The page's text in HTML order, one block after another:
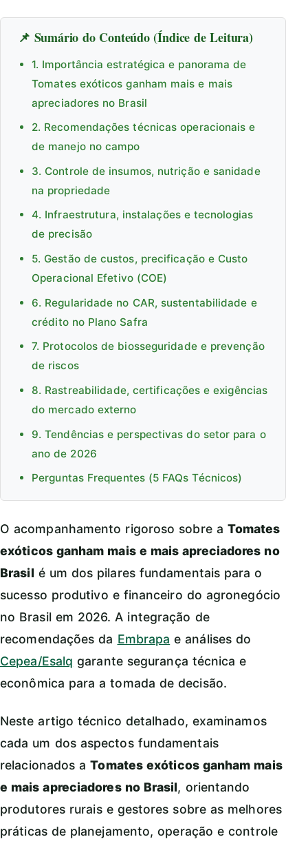
📌 Sumário do Conteúdo (Índice de Leitura)
1. Importância estratégica e panorama de
Tomates exóticos ganham mais e mais
apreciadores no Brasil
2. Recomendações técnicas operacionais e
de manejo no campo
3. Controle de insumos, nutrição e sanidade
na propriedade
4. Infraestrutura, instalações e tecnologias
de precisão
5. Gestão de custos, precificação e Custo
Operacional Efetivo (COE)
6. Regularidade no CAR, sustentabilidade e
crédito no Plano Safra
7. Protocolos de biosseguridade e prevenção
de riscos
8. Rastreabilidade, certificações e exigências
do mercado externo
9. Tendências e perspectivas do setor para o
ano de 2026
Perguntas Frequentes (5 FAQs Técnicos)
O acompanhamento rigoroso sobre a Tomates
exóticos ganham mais e mais apreciadores no
Brasil é um dos pilares fundamentais para o
sucesso produtivo e financeiro do agronegócio
no Brasil em 2026. A integração de
recomendações da Embrapa e análises do
Cepea/Esalq garante segurança técnica e
econômica para a tomada de decisão.
Neste artigo técnico detalhado, examinamos
cada um dos aspectos fundamentais
relacionados aTomates exóticos ganham mais
e mais apreciadores no Brasil, orientando
produtores rurais e gestores sobre as melhores
práticas de planejamento, operação e controle